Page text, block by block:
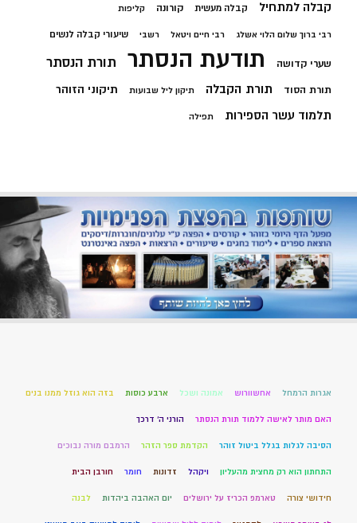
קבלה למתחיל קבלה מעשית קורונה קליפות
רבי ברוך שלום הלוי אשלג רבי חיים ויטאל רשבי שיעורי קבלה לנשים
שערי קדושה תודעת הנסתר תורת הנסתר
תורת הסוד תורת הקבלה תיקון ליל שבועות תיקוני הזוהר
תלמוד עשר הספירות תפילה
אגרות הרמחל אחשוורוש אמונה ושכל ארבע כוסות בזה הוא גוזל ממנו בנים
האם מותר לאישה ללמוד תורת הנסתר הורני ה' דרכך
הסיבה לגלות בגלל ביטול זוהר הקדמת ספר הזהר הרמבם מורה נבוכים
התחתון הוא רק מחצית מהעליון ויקהל זדונות חומר חורבן הבית
חידושי צורה טארמפ הכריז על ירושלים יום האהבה ביהדות לבנה